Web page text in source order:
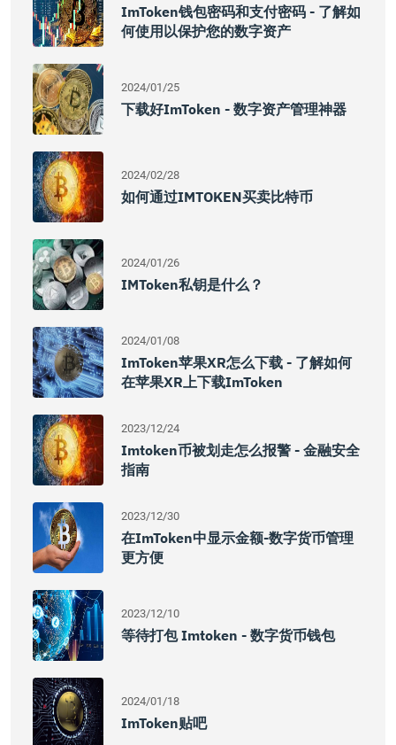
ImToken钱包密码和支付密码 - 了解如
何使用以保护您的数字资产
2024/01/25
下载好imToken - 数字资产管理神器
2024/02/28
如何通过IMTOKEN买卖比特币
2024/01/26
IMToken私钥是什么？
2024/01/08
ImToken苹果XR怎么下载 - 了解如何
在苹果XR上下载imToken
2023/12/24
Imtoken币被划走怎么报警 - 金融安全
指南
2023/12/30
在imToken中显示金额-数字货币管理
更方便
2023/12/10
等待打包 Imtoken - 数字货币钱包
2024/01/18
ImToken贴吧